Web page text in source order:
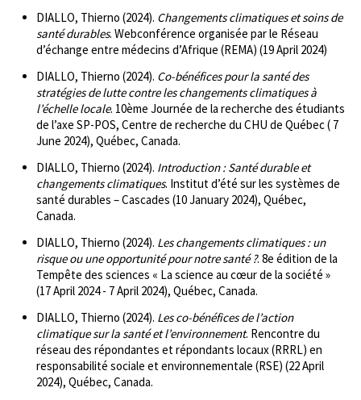
DIALLO, Thierno (2024). Changements climatiques et soins de
santé durables. Webconférence organisée par le Réseau
d’échange entre médecins d’Afrique (REMA) (19 April 2024)
DIALLO, Thierno (2024). Co-bénéfices pour la santé des
stratégies de lutte contre les changements climatiques à
l’échelle locale. 10ème Journée de la recherche des étudiants
de l’axe SP-POS, Centre de recherche du CHU de Québec ( 7
June 2024), Québec, Canada.
DIALLO, Thierno (2024). Introduction : Santé durable et
changements climatiques. Institut d’été sur les systèmes de
santé durables – Cascades (10 January 2024), Québec,
Canada.
DIALLO, Thierno (2024). Les changements climatiques : un
risque ou une opportunité pour notre santé ?. 8e édition de la
Tempête des sciences « La science au cœur de la société »
(17 April 2024 - 7 April 2024), Québec, Canada.
DIALLO, Thierno (2024). Les co-bénéfices de l’action
climatique sur la santé et l’environnement. Rencontre du
réseau des répondantes et répondants locaux (RRRL) en
responsabilité sociale et environnementale (RSE) (22 April
2024), Québec, Canada.